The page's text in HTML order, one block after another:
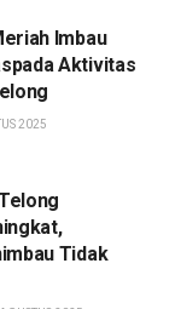
Imbau
Aktivitas
2025
Tidak